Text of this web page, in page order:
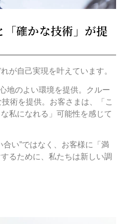
「確かな技術」が提
が自己実現を叶えています。
地のよい環境を提供。クルー
技術を提供。お客さまは、「こ
私になれる」可能性を感じて
合い”ではなく、お客様に「満
るために、私たちは新しい調